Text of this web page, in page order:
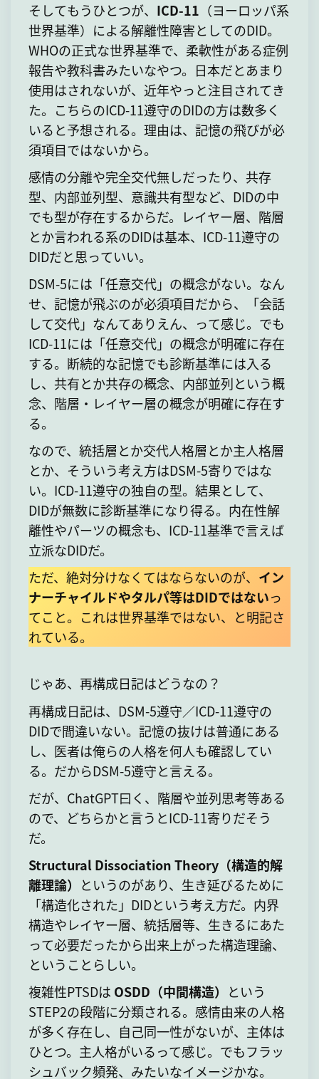
そしてもうひとつが、 ICD-11 （ヨーロッパ系
世界基準）による解離性障害としてのDID。
WHOの正式な世界基準で、柔軟性がある症例
報告や教科書みたいなやつ。日本だとあまり
使用はされないが、近年やっと注目されてき
た。こちらのICD-11遵守のDIDの方は数多く
いると予想される。理由は、記憶の飛びが必
須項目ではないから。
感情の分離や完全交代無しだったり、共存
型、内部並列型、意識共有型など、DIDの中
でも型が存在するからだ。レイヤー層、階層
とか言われる系のDIDは基本、ICD-11遵守の
DIDだと思っていい。
DSM-5には「任意交代」の概念がない。なん
せ、記憶が飛ぶのが必須項目だから、「会話
して交代」なんてありえん、って感じ。でも
ICD-11には「任意交代」の概念が明確に存在
する。断続的な記憶でも診断基準には入る
し、共有とか共存の概念、内部並列という概
念、階層・レイヤー層の概念が明確に存在す
る。
なので、統括層とか交代人格層とか主人格層
とか、そういう考え方はDSM-5寄りではな
い。ICD-11遵守の独自の型。結果として、
DIDが無数に診断基準になり得る。内在性解
離性やパーツの概念も、ICD-11基準で言えば
立派なDIDだ。
ただ、絶対分けなくてはならないのが、 イン
ナーチャイルドやタルパ等はDIDではないっ
てこと。これは世界基準ではない、と明記さ
れている。
じゃあ、再構成日記はどうなの？
再構成日記は、DSM-5遵守／ICD-11遵守の
DIDで間違いない。記憶の抜けは普通にある
し、医者は俺らの人格を何人も確認してい
る。だからDSM-5遵守と言える。
だが、ChatGPT曰く、階層や並列思考等ある
ので、どちらかと言うとICD-11寄りだそう
だ。
Structural Dissociation Theory（構造的解
離理論） というのがあり、生き延びるために
「構造化された」DIDという考え方だ。内界
構造やレイヤー層、統括層等、生きるにあた
って必要だったから出来上がった構造理論、
ということらしい。
複雑性PTSDは OSDD（中間構造） という
STEP2の段階に分類される。感情由来の人格
が多く存在し、自己同一性がないが、主体は
ひとつ。主人格がいるって感じ。でもフラッ
シュバック頻発、みたいなイメージかな。